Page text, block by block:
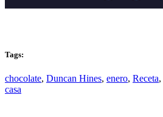
Tags:
chocolate, Duncan Hines, enero, Receta,
casa